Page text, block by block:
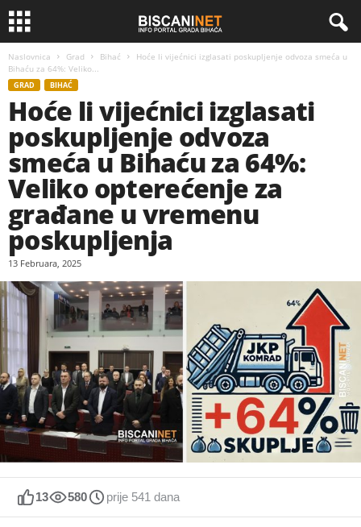
Naslovnica Grad Bihać
Hoće li vijećnici izglasati poskupljenje odvoza smeća u
Bihaću za 64%: Veliko...
GRAD BIHAĆ
Hoće li vijećnici izglasati
poskupljenje odvoza
smeća u Bihaću za 64%:
Veliko opterećenje za
građane u vremenu
poskupljenja
13 Februara, 2025
13 580 prije 541 dana